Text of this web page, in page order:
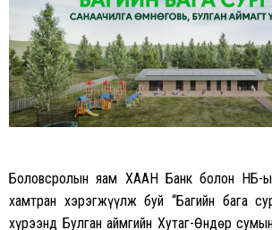
Боловсролын яам ХААН Банк болон НҮБ-
хамтран хэрэгжүүлж буй “Багийн бага
хүрээнд Булган аймгийн Хутаг-Өндөр